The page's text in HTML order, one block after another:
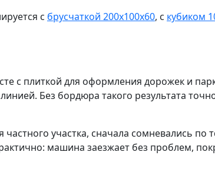
с брусчаткой 200х100х60, с кубиком
с плиткой для оформления дорожек и
Без бордюра такого результата
частного участка, сначала сомневались
машина заезжает без проблем,